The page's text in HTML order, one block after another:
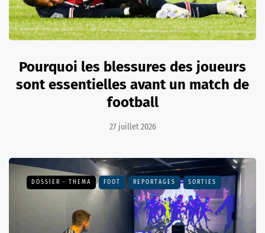
Pourquoi les blessures des joueurs
sont essentielles avant un match de
football
27 juillet 2026
DOSSIER - THEMA FOOT REPORTAGES SORTIES